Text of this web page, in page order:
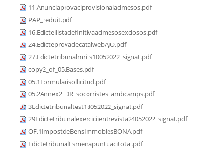
11.Anunciaprovaciprovisionaladmesos.pdf
PAP_reduit.pdf
16.Edictellistadefinitivaadmesosexclosos.pdf
24.EdicteprovadecatalwebAJO.pdf
27.Edictetribunalmrits10052022_signat.pdf
copy2_of_05.Bases.pdf
05.1Formularisollicitud.pdf
05.2Annex2_DR_socorristes_ambcamps.pdf
3Edictetribunaltest18052022_signat.pdf
29Edictetribunalexerciciientrevista24052022_signat.pdf
OF.1ImpostdeBensImmoblesBONA.pdf
EdictetribunalEsmenapuntuacitotal.pdf